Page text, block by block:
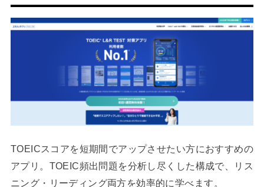
TOEICスコアを短期間でアップさせたい方におすすめの
アプリ。TOEIC頻出問題を分析し尽くした構成で、リス
ニング・リーディング両方を効率的に学べます。